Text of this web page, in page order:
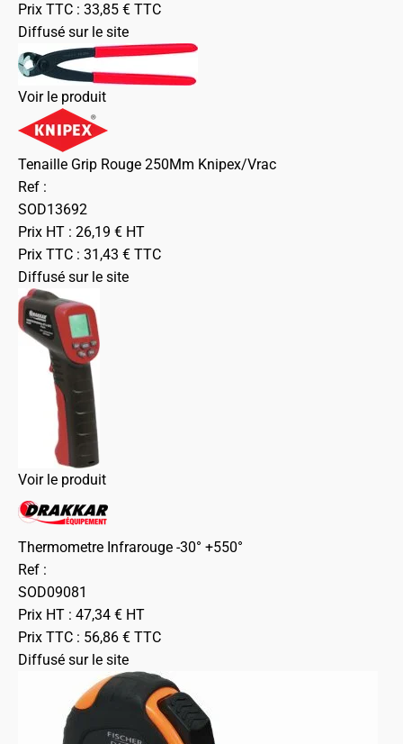
Prix TTC : 33,85 € TTC
Diffusé sur le site
Voir le produit
Tenaille Grip Rouge 250Mm Knipex/Vrac
Ref :
SOD13692
Prix HT : 26,19 € HT
Prix TTC : 31,43 € TTC
Diffusé sur le site
Voir le produit
Thermometre Infrarouge -30° +550°
Ref :
SOD09081
Prix HT : 47,34 € HT
Prix TTC : 56,86 € TTC
Diffusé sur le site